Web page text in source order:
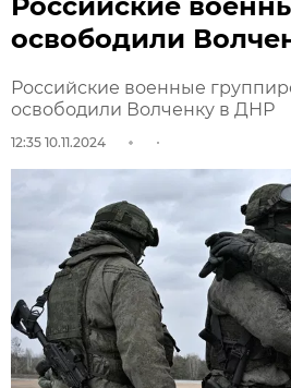
освободили
Российские военные
освободили Волченку в ДНР
12:35 10.11.2024